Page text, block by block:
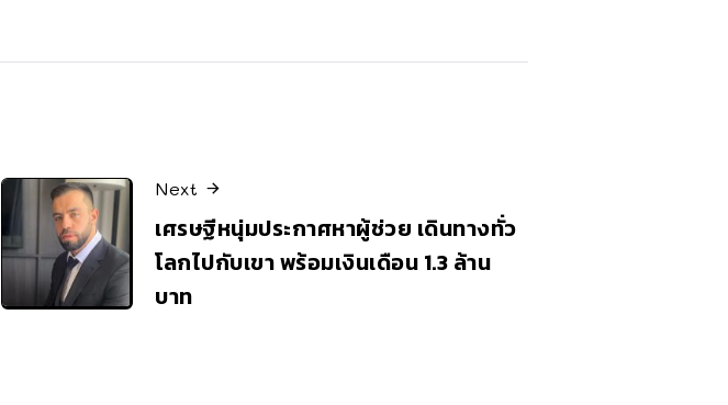
Next
เศรษฐีหนุ่มประกาศหาผู้ช่วย เดินทางทั่ว
โลกไปกับเขา พร้อมเงินเดือน 1.3 ล้าน
บาท